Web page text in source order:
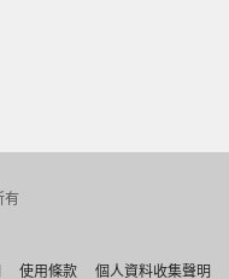
有
使用條款 個人資料收集聲明